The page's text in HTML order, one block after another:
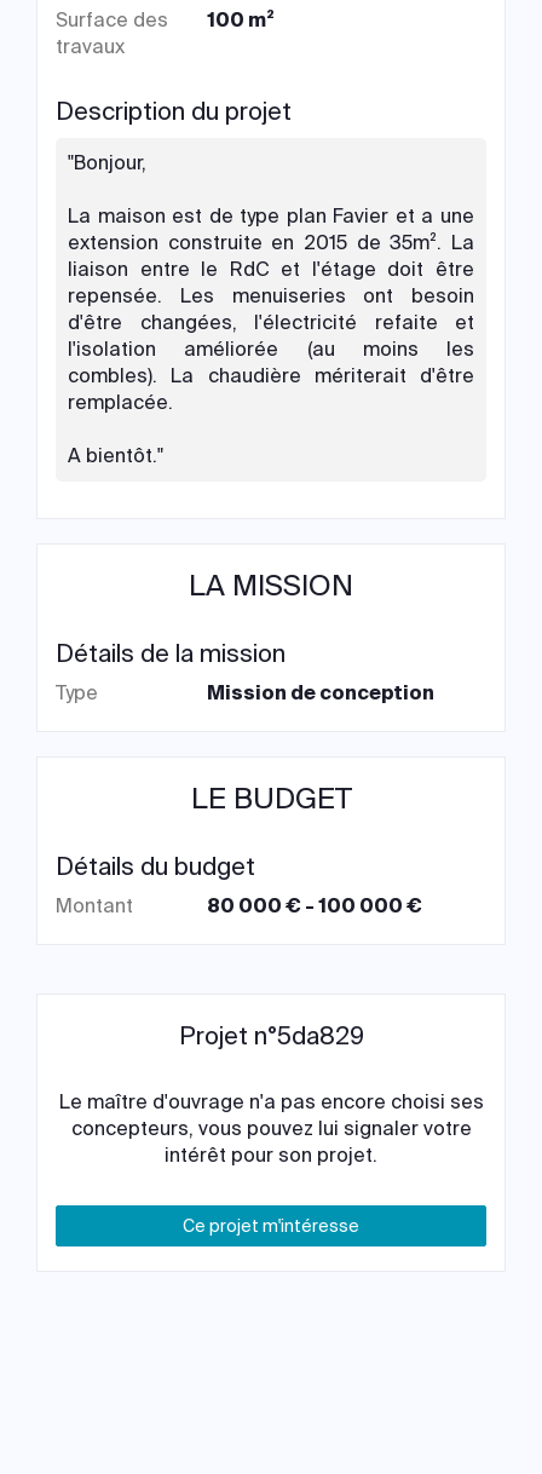
Surface des
travaux
100 m²
Description du projet
"Bonjour,
La maison est de type plan Favier et a une
extension construite en 2015 de 35m². La
liaison entre le RdC et l'étage doit être
repensée. Les menuiseries ont besoin
d'être changées, l'électricité refaite et
l'isolation améliorée (au moins les
combles). La chaudière mériterait d'être
remplacée.
A bientôt."
LA MISSION
Détails de la mission
Type Mission de conception
LE BUDGET
Détails du budget
Montant 80 000 € - 100 000 €
Projet n°5da829
Le maître d'ouvrage n'a pas encore choisi ses
concepteurs, vous pouvez lui signaler votre
intérêt pour son projet.
Ce projet m'intéresse